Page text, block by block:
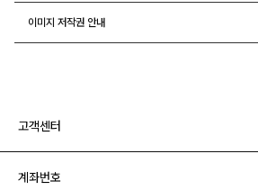
이미지 저작권 안내
고객센터
계좌번호